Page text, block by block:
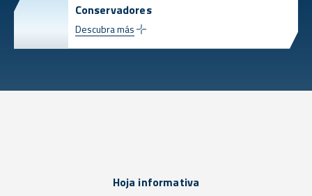
Conservadores
Descubra más
Hoja informativa